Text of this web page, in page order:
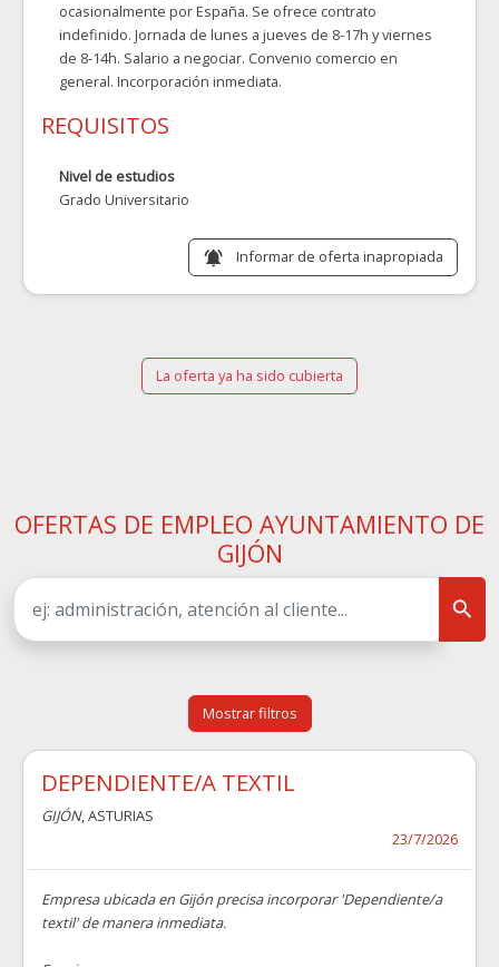
ocasionalmente por España. Se ofrece contrato
indefinido. Jornada de lunes a jueves de 8-17h y viernes
de 8-14h. Salario a negociar. Convenio comercio en
general. Incorporación inmediata.
REQUISITOS
Nivel de estudios
Grado Universitario
notifications_active Informar de oferta inapropiada
La oferta ya ha sido cubierta
OFERTAS DE EMPLEO AYUNTAMIENTO DE
GIJÓN
Mostrar filtros
DEPENDIENTE/A TEXTIL
GIJÓN, ASTURIAS
23/7/2026
Empresa ubicada en Gijón precisa incorporar 'Dependiente/a
textil' de manera inmediata.